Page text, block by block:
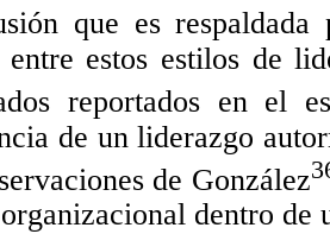
que es
entre estos estilos de
reportados en el
de un liderazgo
de González
dentro de